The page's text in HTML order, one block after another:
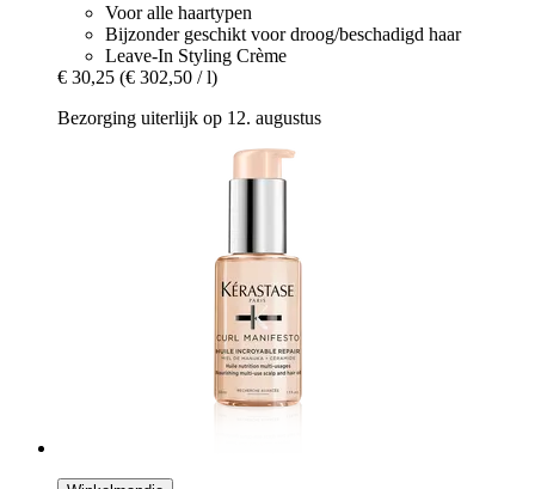
Voor alle haartypen
Bijzonder geschikt voor droog/beschadigd haar
Leave-In Styling Crème
€ 30,25 (€ 302,50 / l)
Bezorging uiterlijk op 12. augustus